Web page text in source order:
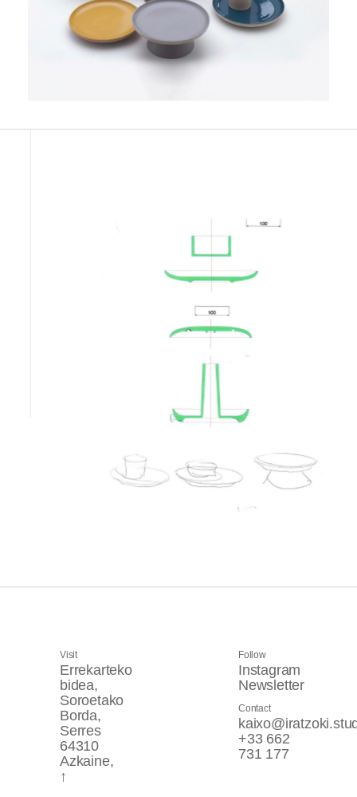
Visit
Errekarteko
bidea,
Soroetako
Borda,
Serres
64310
Azkaine,
↑
Follow
Instagram
Newsletter
Contact
+33 662
731 177